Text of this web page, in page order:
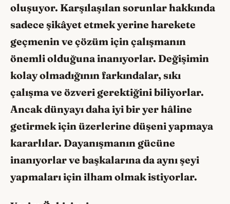
oluşuyor. Karşılaşılan sorunlar hakkında
sadece şikâyet etmek yerine harekete
geçmenin ve çözüm için çalışmanın
önemli olduğuna inanıyorlar. Değişimin
kolay olmadığının farkındalar, sıkı
çalışma ve özveri gerektiğini biliyorlar.
Ancak dünyayı daha iyi bir yer hâline
getirmek için üzerlerine düşeni yapmaya
kararlılar. Dayanışmanın gücüne
inanıyorlar ve başkalarına da aynı şeyi
yapmaları için ilham olmak istiyorlar.